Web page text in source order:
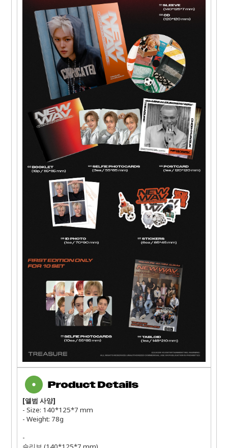
[앨범 사양]
- Size: 140*125*7 mm
- Weight: 78g
-